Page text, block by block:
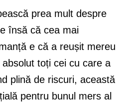
prea mult despre
însă că cea mai
e că a reușit mereu
toți cei cu care a
plină de riscuri, această
pentru bunul mers al